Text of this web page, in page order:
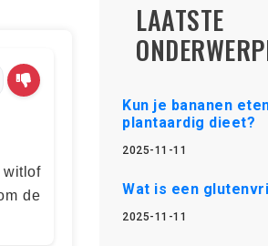
witlof
de
LAATSTE
Kun je bananen
plantaardig dieet?
2025-11-11
Wat is een
2025-11-11